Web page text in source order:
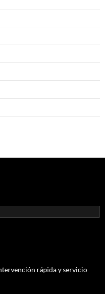
rápida y servicio